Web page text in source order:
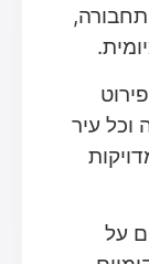
פירוט
וכל עיר
על